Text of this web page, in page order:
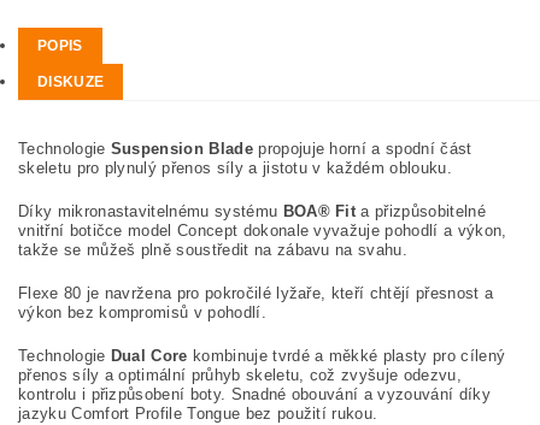
POPIS
DISKUZE
Technologie Suspension Bladepropojuje horní a spodní část
skeletu pro plynulý přenos síly a jistotu v každém oblouku.
Díky mikronastavitelnému systému BOA® Fita přizpůsobitelné
vnitřní botičce model Concept dokonale vyvažuje pohodlí a výkon,
takže se můžeš plně soustředit na zábavu na svahu.
Flexe 80 je navržena pro pokročilé lyžaře, kteří chtějí přesnost a
výkon bez kompromisů v pohodlí.
Technologie Dual Core kombinuje tvrdé a měkké plasty pro cílený
přenos síly a optimální průhyb skeletu, což zvyšuje odezvu,
kontrolu i přizpůsobení boty. Snadné obouvání a vyzouvání díky
jazyku Comfort Profile Tongue bez použití rukou.